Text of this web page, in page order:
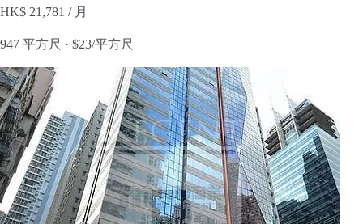
HK$ 21,781 / 月
947 平方尺 · $23/平方尺